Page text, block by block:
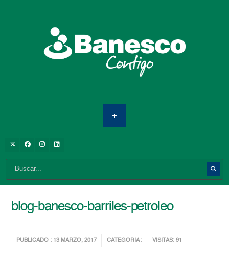
blog-banesco-barriles-petroleo
PUBLICADO : 13 MARZO, 2017 CATEGORIA : VISITAS: 91